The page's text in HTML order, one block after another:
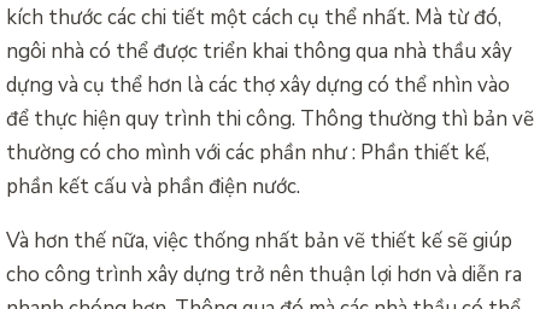
kích thước các chi tiết một cách cụ thể nhất. Mà từ đó,
ngôi nhà có thể được triển khai thông qua nhà thầu xây
dựng và cụ thể hơn là các thợ xây dựng có thể nhìn vào
để thực hiện quy trình thi công. Thông thường thì bản vẽ
thường có cho mình với các phần như : Phần thiết kế,
phần kết cấu và phần điện nước.
Và hơn thế nữa, việc thống nhất bản vẽ thiết kế sẽ giúp
cho công trình xây dựng trở nên thuận lợi hơn và diễn ra